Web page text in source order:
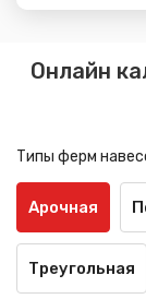
Онлайн
Типы ферм
Арочная
Треугольная